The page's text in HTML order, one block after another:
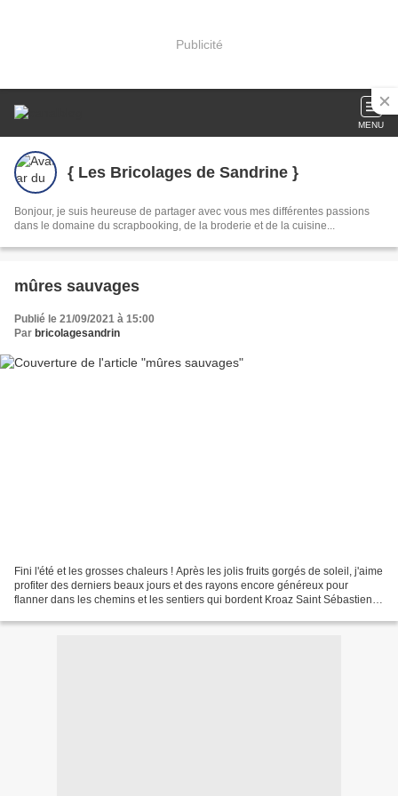
Publicité
MENU
{ Les Bricolages de Sandrine }
Bonjour, je suis heureuse de partager avec vous mes différentes passions
dans le domaine du scrapbooking, de la broderie et de la cuisine...
mûres sauvages
Publié le 21/09/2021 à 15:00
Par bricolagesandrin
Fini l'été et les grosses chaleurs ! Après les jolis fruits gorgés de soleil, j'aime
profiter des derniers beaux jours et des rayons encore généreux pour
flanner dans les chemins et les sentiers qui bordent Kroaz Saint Sébastien.